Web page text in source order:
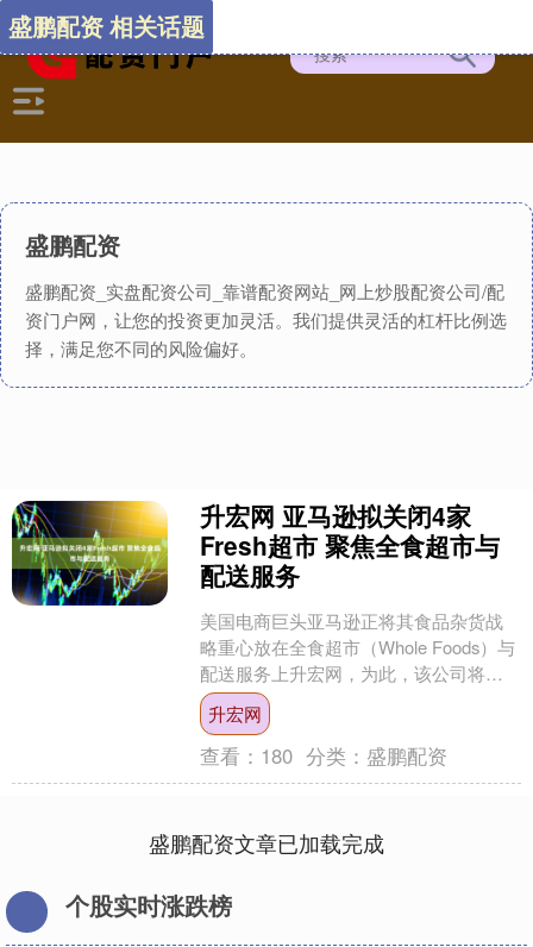
盛鹏配资
盛鹏配资_实盘配资公司_靠谱配资网站_网上炒股配资公司/配
资门户网，让您的投资更加灵活。我们提供灵活的杠杆比例选
择，满足您不同的风险偏好。
盛鹏配资 相关话题
升宏网 亚马逊拟关闭4家
Fresh超市 聚焦全食超市与
配送服务
美国电商巨头亚马逊正将其食品杂货战
略重心放在全食超市（Whole Foods）与
配送服务上升宏网，为此，该公司将额
外关闭美国加利福尼亚州南部的4家Fresh
超市....
升宏网
查看： 180 分类： 盛鹏配资
盛鹏配资文章已加载完成
个股实时涨跌榜